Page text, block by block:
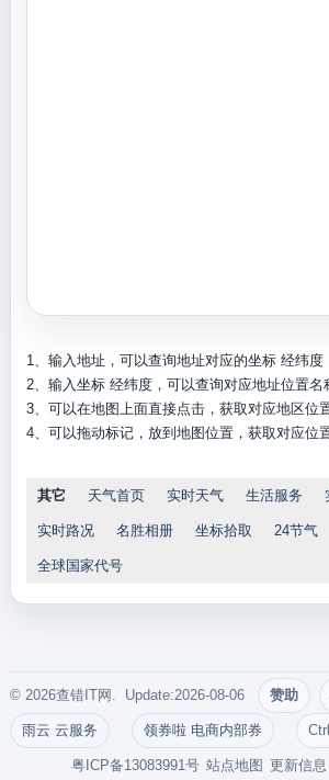
1、输入地址，可以查询地址对应的坐标 经纬度
2、输入坐标 经纬度，可以查询对应地址位置名
3、可以在地图上面直接点击，获取对应地区位
4、可以拖动标记，放到地图位置，获取对应位
其它 天气首页 实时天气 生活服务
实时路况 名胜相册 坐标拾取 24节气
全球国家代号
© 2026查错IT网. Update:2026-08-06 赞助
雨云 云服务 领券啦 电商内部券
更新信息
站点地图
粤ICP备13083991号